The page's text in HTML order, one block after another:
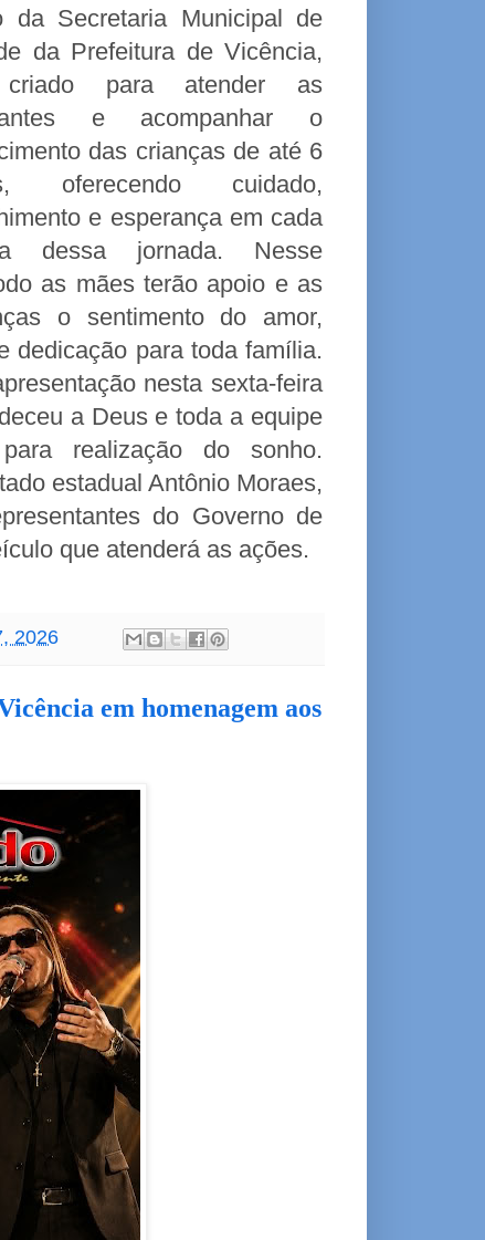
da Secretaria Municipal de
da Prefeitura de Vicência,
para atender as
e acompanhar o
das crianças de até 6
oferecendo cuidado,
e esperança em cada
dessa jornada. Nesse
as mães terão apoio e as
o sentimento do amor,
dedicação para toda família.
nesta sexta-feira
a Deus e toda a equipe
realização do sonho.
estadual Antônio Moraes,
do Governo de
que atenderá as ações.
2026
em homenagem aos